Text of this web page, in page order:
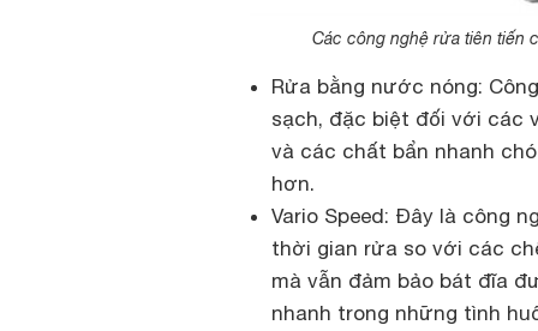
Các công nghệ rửa tiên tiến
Rửa bằng nước nóng:
sạch, đặc biệt đối với các
và các chất bẩn nhanh
hơn.
Vario Speed: Đây là công
thời gian rửa so với các
mà vẫn đảm bảo bát đĩa
nhanh trong những tình